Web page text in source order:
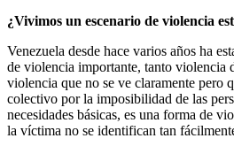
¿Vivimos un escenario de violencia
Venezuela desde hace varios años ha
de violencia importante, tanto violencia
violencia que no se ve claramente pero
colectivo por la imposibilidad de las
necesidades básicas, es una forma de
la víctima no se identifican tan